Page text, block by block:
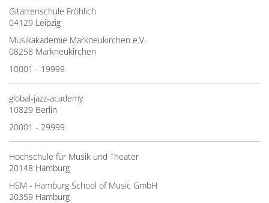
Gitarrenschule Fröhlich
04129 Leipzig
Musikakademie Markneukirchen e.V.
08258 Markneukirchen
10001 - 19999
global-jazz-academy
10829 Berlin
20001 - 29999
Hochschule für Musik und Theater
20148 Hamburg
HSM - Hamburg School of Music GmbH
20359 Hamburg